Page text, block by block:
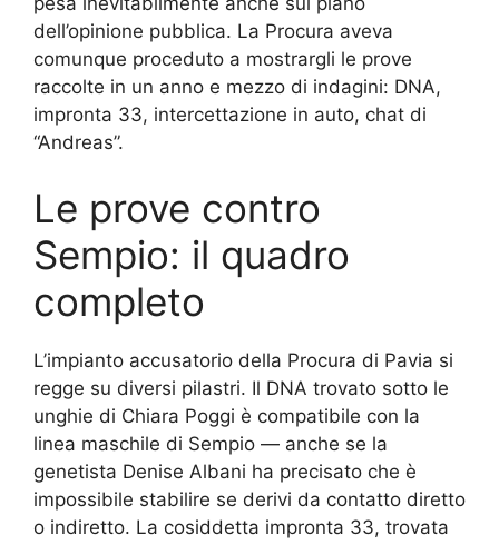
dell’opinione pubblica. La Procura aveva
comunque proceduto a mostrargli le prove
raccolte in un anno e mezzo di indagini: DNA,
impronta 33, intercettazione in auto, chat di
“Andreas”.
Le prove contro
Sempio: il quadro
completo
L’impianto accusatorio della Procura di Pavia si
regge su diversi pilastri. Il DNA trovato sotto le
unghie di Chiara Poggi è compatibile con la
linea maschile di Sempio — anche se la
genetista Denise Albani ha precisato che è
impossibile stabilire se derivi da contatto diretto
o indiretto. La cosiddetta impronta 33, trovata